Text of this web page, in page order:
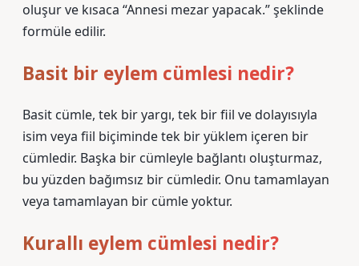
oluşur ve kısaca “Annesi mezar yapacak.” şeklinde
formüle edilir.
Basit bir eylem cümlesi nedir?
Basit cümle, tek bir yargı, tek bir fiil ve dolayısıyla
isim veya fiil biçiminde tek bir yüklem içeren bir
cümledir. Başka bir cümleyle bağlantı oluşturmaz,
bu yüzden bağımsız bir cümledir. Onu tamamlayan
veya tamamlayan bir cümle yoktur.
Kurallı eylem cümlesi nedir?